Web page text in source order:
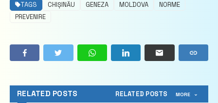
TAGS CHIȘINĂU GENEZA MOLDOVA
NORME
PREVENIRE
RELATED POSTS RELATED POSTS MORE